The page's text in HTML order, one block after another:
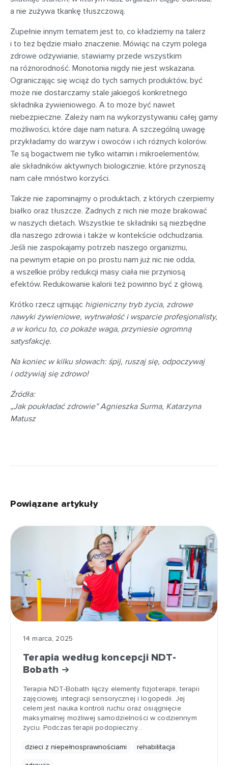
a nie zużywa tkankę tłuszczową.
Zupełnie innym tematem jest to, co kładziemy na talerz
i to też będzie miało znaczenie. Mówiąc na czym polega
zdrowe odżywianie, stawiamy przede wszystkim
na różnorodność. Monotonia nigdy nie jest wskazana.
Ograniczając się wciąż do tych samych produktów, być
może nie dostarczamy stale jakiegoś konkretnego
składnika żywieniowego. A to może być nawet
niebezpieczne. Zależy nam na wykorzystywaniu całej gamy
możliwości, które daje nam natura. A szczególną uwagę
przykładamy do warzyw i owoców i ich różnych kolorów.
Te są bogactwem nie tylko witamin i mikroelementów,
ale składników aktywnych biologicznie, które przynoszą
nam całe mnóstwo korzyści.
Także nie zapominajmy o produktach, z których czerpiemy
białko oraz tłuszcze. Żadnych z nich nie może brakować
w naszych dietach. Wszystkie te składniki są niezbędne
dla naszego zdrowia i także w kontekście odchudzania.
Jeśli nie zaspokajamy potrzeb naszego organizmu,
na pewnym etapie on po prostu nam już nic nie odda,
a wszelkie próby redukcji masy ciała nie przyniosą
efektów. Redukowanie kalorii też powinno być z głową.
Krótko rzecz ujmując higieniczny tryb życia, zdrowe
nawyki żywieniowe, wytrwałość i wsparcie profesjonalisty,
a w końcu to, co pokaże waga, przyniesie ogromną
satysfakcję.
Na koniec w kilku słowach: śpij, ruszaj się, odpoczywaj
i odżywiaj się zdrowo!
Źródła:
„Jak poukładać zdrowie” Agnieszka Surma, Katarzyna
Matusz
Powiązane artykuły
14 marca, 2025
Terapia według koncepcji NDT-
Bobath
Terapia NDT-Bobath łączy elementy fizjoterapii, terapii
zajęciowej, integracji sensorycznej i logopedii. Jej
celem jest nauka kontroli ruchu oraz osiągnięcie
maksymalnej możliwej samodzielności w codziennym
życiu. Podczas terapii podopieczny…
dzieci z niepełnosprawnościami rehabilitacja